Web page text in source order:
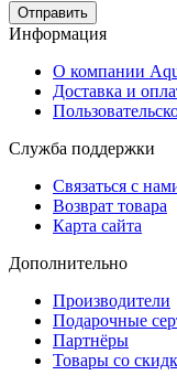
Отправить
Информация
О компании
Доставка и
Служба поддержки
Связаться с
Возврат товара
Карта сайта
Дополнительно
Производители
Подарочные
Партнёры
Товары со